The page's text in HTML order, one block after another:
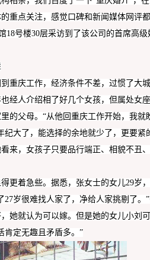
重点关注，感觉口碑和新闻媒体网评
18号楼30层采访到了该公司的首席高
重庆工作，经济条件不差，过惯了大
经人介绍相了好几个女孩，但属处女座
的父母。 “从他回 重庆工作开始，我就
纪大了，能选择的余地就少了，更要紧
看来，女孩子只要品行端正、相貌不丑、
得更着急些。据悉， 张女士的女儿29岁
27岁很难找人家了，净给人家挑剔了。 ”
她就认为可以嫁。但是她的女儿小刘
肯定无趣且矛盾多。 ”